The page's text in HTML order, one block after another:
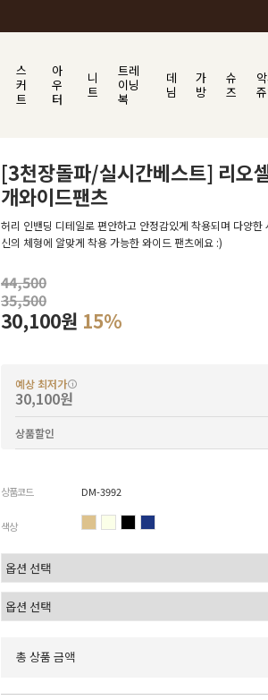
스
커
트
아
우
터
니
트
트레
이닝
복
데
님
가
방
슈
즈
[3천장돌파/실시간베스트] 리오
개와이드팬츠
허리 인밴딩 디테일로 편안하고 안정감있게 착용되며 다양한
신의 체형에 알맞게 착용 가능한 와이드 팬츠에요 :)
44,500
35,500
30,100원 15%
예상 최저가
30,100원
상품할인
상품코드 DM-3992
색상
총 상품 금액